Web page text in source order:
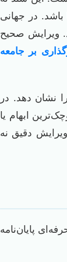
در جهانی
ویرایش صحیح
بر جامعه
نشان دهد. در
ابهام یا
دقیق نه
پایان‌نامه